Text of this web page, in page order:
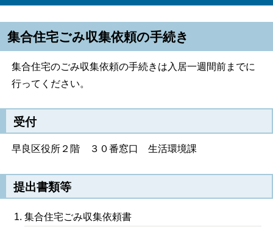
集合住宅ごみ収集依頼の手続き
集合住宅のごみ収集依頼の手続きは入居一週間前までに
行ってください。
受付
早良区役所２階 ３０番窓口 生活環境課
提出書類等
集合住宅ごみ収集依頼書